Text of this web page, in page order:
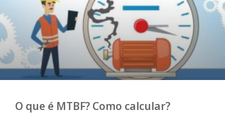
O que é MTBF? Como calcular?